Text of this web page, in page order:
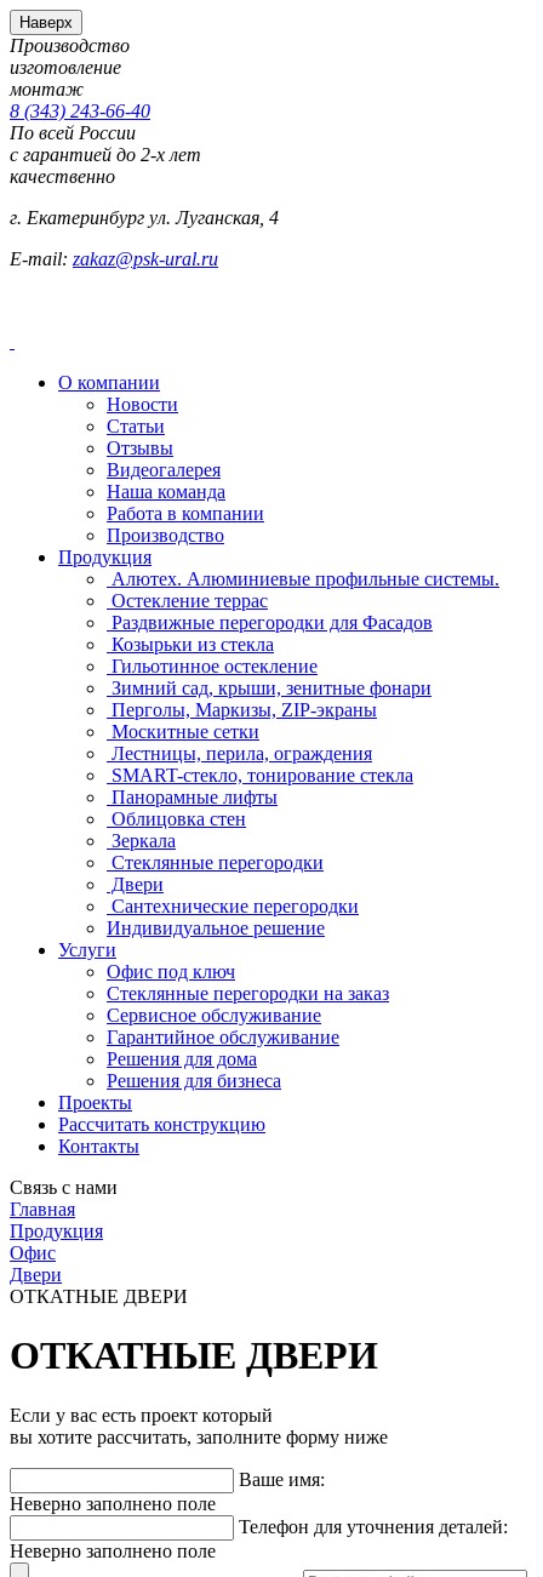
Наверх
Производство
изготовление
монтаж
8 (343) 243-66-40
По всей России
с гарантией до 2-х лет
качественно
г. Екатеринбург ул. Луганская, 4
E-mail: zakaz@psk-ural.ru
О компании
Новости
Статьи
Отзывы
Видеогалерея
Наша команда
Работа в компании
Производство
Продукция
Алютех. Алюминиевые профильные системы.
Остекление террас
Раздвижные перегородки для Фасадов
Козырьки из стекла
Гильотинное остекление
Зимний сад, крыши, зенитные фонари
Перголы, Маркизы, ZIP-экраны
Москитные сетки
Лестницы, перила, ограждения
SMART-стекло, тонирование стекла
Панорамные лифты
Облицовка стен
Зеркала
Стеклянные перегородки
Двери
Сантехнические перегородки
Индивидуальное решение
Услуги
Офис под ключ
Стеклянные перегородки на заказ
Сервисное обслуживание
Гарантийное обслуживание
Решения для дома
Решения для бизнеса
Проекты
Рассчитать конструкцию
Контакты
Связь с нами
Главная
Продукция
Офис
Двери
ОТКАТНЫЕ ДВЕРИ
ОТКАТНЫЕ ДВЕРИ
Если у вас есть проект который
вы хотите рассчитать, заполните форму ниже
Ваше имя:
Неверно заполнено поле
Телефон для уточнения деталей:
Неверно заполнено поле